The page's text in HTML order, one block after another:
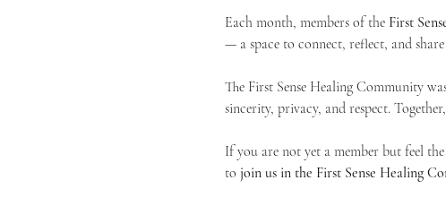
Each month, members of the First
— a space to connect, reflect, and
The First Sense Healing Community
sincerity, privacy, and respect.
If you are not yet a member but feel
to join us in the First Sense Healing